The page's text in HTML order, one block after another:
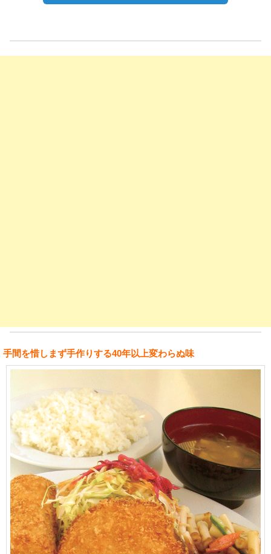
手間を惜しまず手作りする40年以上変わらぬ味